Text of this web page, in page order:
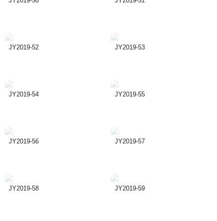
JY2019-52 JY2019-53
JY2019-54 JY2019-55
JY2019-56 JY2019-57
JY2019-58 JY2019-59